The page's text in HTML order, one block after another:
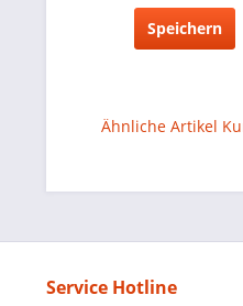
Speichern
Ähnliche Artikel
Service Hotline